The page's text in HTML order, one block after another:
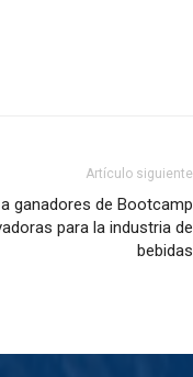
Artículo siguiente
ganadores de Bootcamp
para la industria de
bebidas